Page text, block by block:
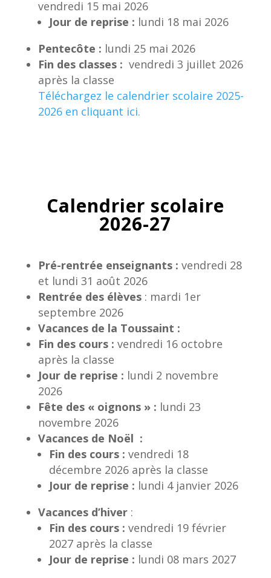
vendredi 15 mai 2026
Jour de reprise : lundi 18 mai 2026
Pentecôte : lundi 25 mai 2026
Fin des classes : vendredi 3 juillet 2026
après la classe
Téléchargez le calendrier scolaire 2025-
2026 en cliquant ici.
Calendrier scolaire
2026-27
Pré-rentrée enseignants : vendredi 28
et lundi 31 août 2026
Rentrée des élèves: mardi 1er
septembre 2026
Vacances de la Toussaint :
Fin des cours : vendredi 16 octobre
après la classe
Jour de reprise : lundi 2 novembre
2026
Fête des « oignons » : lundi 23
novembre 2026
Vacances de Noël :
Fin des cours : vendredi 18
décembre 2026 après la classe
Jour de reprise : lundi 4 janvier 2026
Vacances d’hiver:
Fin des cours : vendredi 19 février
2027 après la classe
Jour de reprise : lundi 08 mars 2027